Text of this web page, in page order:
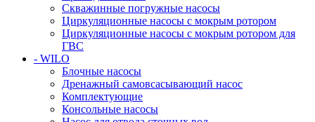
Скважинные погружные насосы
Циркуляционные насосы с мокрым ротором
Циркуляционные насосы с мокрым ротором для
ГВС
- WILO
Блочные насосы
Дренажный самовсасывающий насос
Комплектующие
Консольные насосы